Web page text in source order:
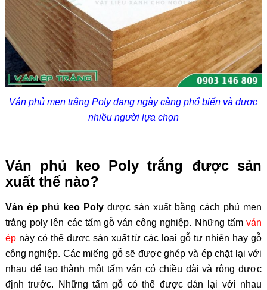
Ván phủ men trắng Poly đang ngày càng phổ biến và được
nhiều người lựa chọn
Ván phủ keo Poly trắng được sản
xuất thế nào?
Ván ép phủ keo Polyđược sản xuất bằng cách phủ men
trắng poly lên các tấm gỗ ván công nghiệp. Những tấmván
épnày có thể được sản xuất từ các loại gỗ tự nhiên hay gỗ
công nghiệp. Các miếng gỗ sẽ được ghép và ép chặt lại với
nhau để tạo thành một tấm ván có chiều dài và rộng được
định trước. Những tấm gỗ có thể được dán lại với nhau